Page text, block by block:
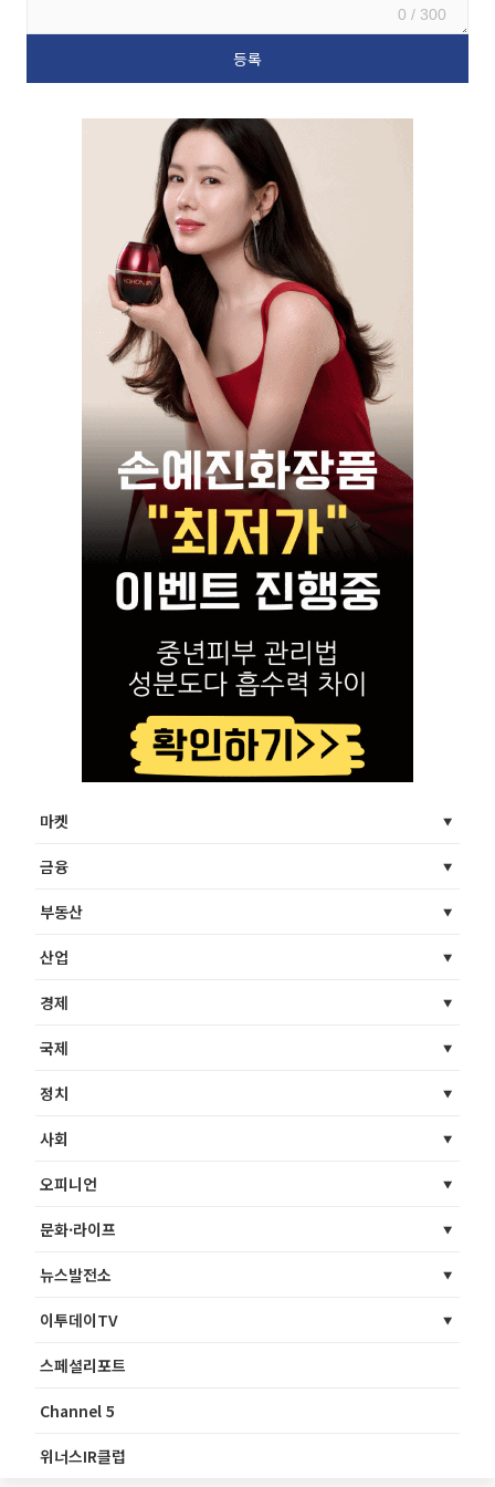
0 / 300
마켓
금융
부동산
산업
경제
국제
정치
사회
오피니언
문화·라이프
뉴스발전소
이투데이TV
스페셜리포트
Channel 5
위너스IR클럽